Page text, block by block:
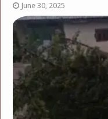
June 30, 2025